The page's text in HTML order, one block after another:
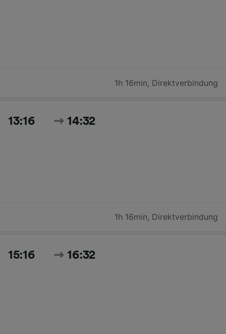
1h 16min, Direktverbindung
13:16 14:32
1h 16min, Direktverbindung
15:16 16:32